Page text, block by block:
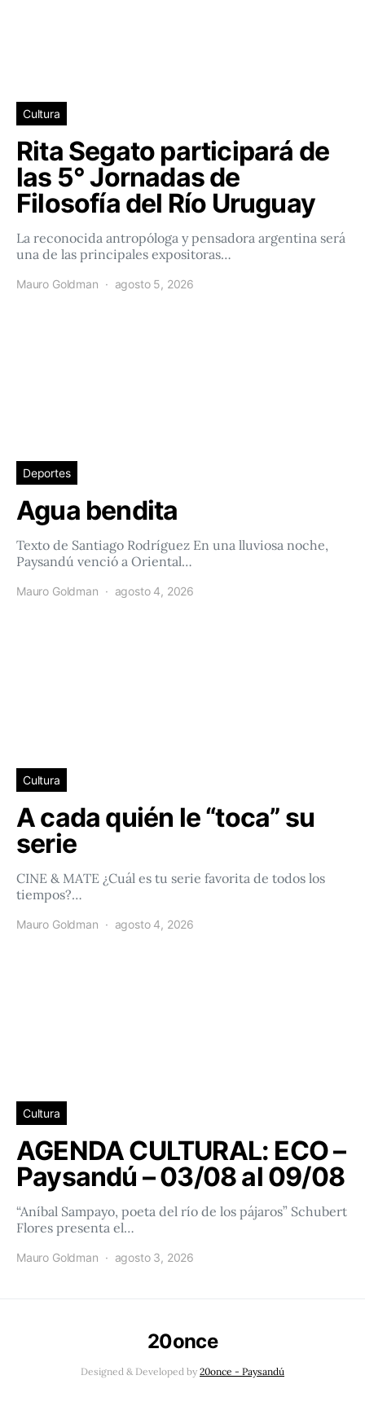
Cultura
Rita Segato participará de
las 5° Jornadas de
Filosofía del Río Uruguay
La reconocida antropóloga y pensadora argentina será
una de las principales expositoras…
Mauro Goldman agosto 5, 2026
Deportes
Agua bendita
Texto de Santiago Rodríguez En una lluviosa noche,
Paysandú venció a Oriental…
Mauro Goldman agosto 4, 2026
Cultura
A cada quién le “toca” su
serie
CINE & MATE ¿Cuál es tu serie favorita de todos los
tiempos?…
Mauro Goldman agosto 4, 2026
Cultura
AGENDA CULTURAL: ECO –
Paysandú – 03/08 al 09/08
“Aníbal Sampayo, poeta del río de los pájaros” Schubert
Flores presenta el…
Mauro Goldman agosto 3, 2026
20once
Designed & Developed by 20once - Paysandú